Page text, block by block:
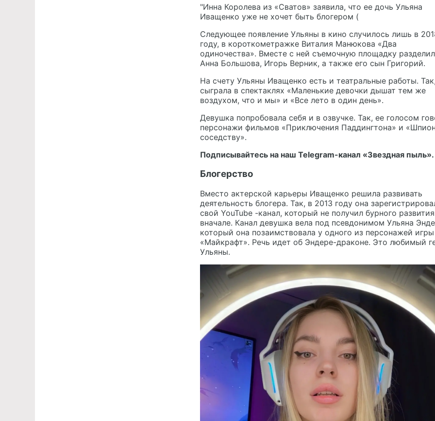
"Инна Королева из «Сватов» заявила, что ее дочь Ульяна
Иващенко уже не хочет быть блогером (
Следующее появление Ульяны в кино случилось лишь в
году, в короткометражке Виталия Манюкова «Два
одиночества». Вместе с ней съемочную площадку
Анна Большова, Игорь Верник, а также его сын Григорий.
На счету Ульяны Иващенко есть и театральные работы.
сыграла в спектаклях «Маленькие девочки дышат тем же
воздухом, что и мы» и «Все лето в один день».
Девушка попробовала себя и в озвучке. Так, ее голосом
персонажи фильмов «Приключения Паддингтона» и
соседству».
Подписывайтесь на наш Telegram-канал «Звездная пыль».
Блогерство
Вместо актерской карьеры Иващенко решила развивать
деятельность блогера. Так, в 2013 году она
свой YouTube -канал, который не получил бурного развития
вначале. Канал девушка вела под псевдонимом Ульяна
который она позаимствовала у одного из персонажей игры
«Майкрафт». Речь идет об Эндере-драконе. Это любимый
Ульяны.